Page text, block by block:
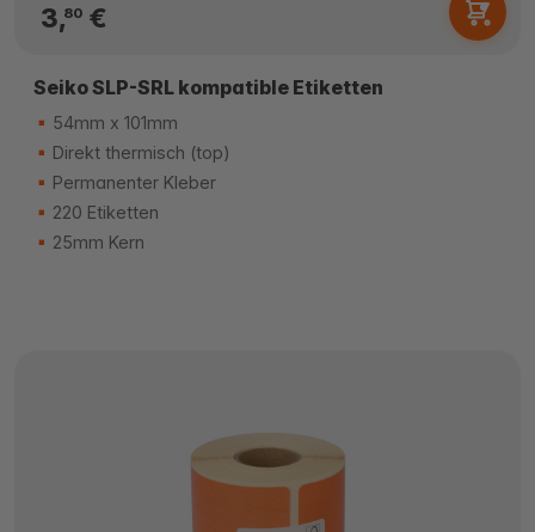
3,80€
Seiko SLP-SRL kompatible Etiketten
54mm x 101mm
Direkt thermisch (top)
Permanenter Kleber
220 Etiketten
25mm Kern